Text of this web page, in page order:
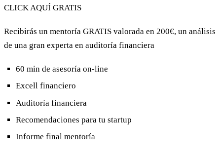
CLICK AQUÍ GRATIS
Recibirás un mentoría GRATIS valorada en 200€, un análisis
de una gran experta en auditoría financiera
60 min de asesoría on-line
Excell financiero
Auditoría financiera
Recomendaciones para tu startup
Informe final mentoría